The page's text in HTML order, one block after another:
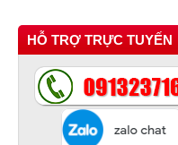
HỖ TRỢ TRỰC TUYẾN